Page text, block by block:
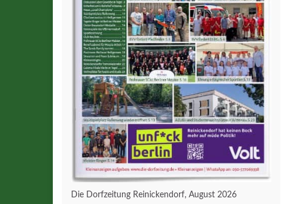
Die Dorfzeitung Reinickendorf, August 2026